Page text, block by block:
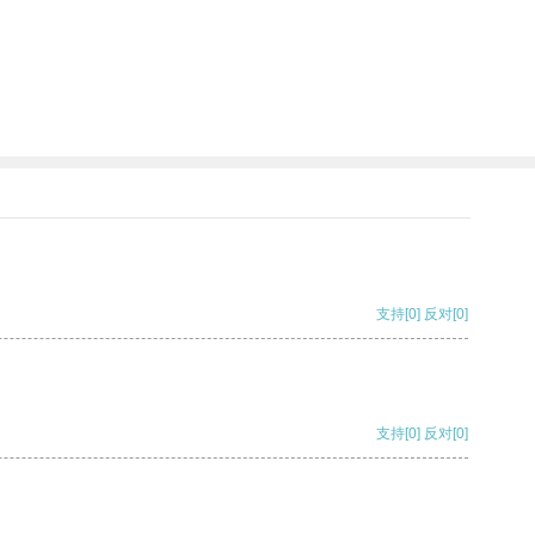
支持[0] 反对[0]
支持[0] 反对[0]